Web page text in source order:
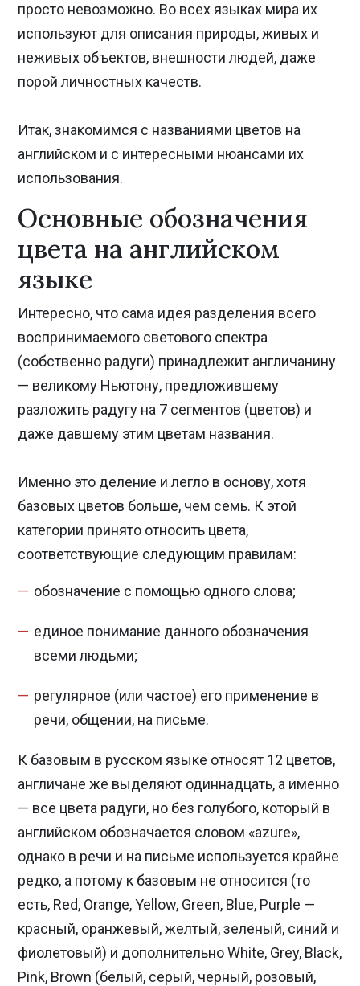
просто невозможно. Во всех языках мира их
используют для описания природы, живых и
неживых объектов, внешности людей, даже
порой личностных качеств.
Итак, знакомимся с названиями цветов на
английском и с интересными нюансами их
использования.
Основные обозначения
цвета на английском
языке
Интересно, что сама идея разделения всего
воспринимаемого светового спектра
(собственно радуги) принадлежит англичанину
— великому Ньютону, предложившему
разложить радугу на 7 сегментов (цветов) и
даже давшему этим цветам названия.
Именно это деление и легло в основу, хотя
базовых цветов больше, чем семь. К этой
категории принято относить цвета,
соответствующие следующим правилам:
обозначение с помощью одного слова;
единое понимание данного обозначения
всеми людьми;
регулярное (или частое) его применение в
речи, общении, на письме.
К базовым в русском языке относят 12 цветов,
англичане же выделяют одиннадцать, а именно
— все цвета радуги, но без голубого, который в
английском обозначается словом «azure»,
однако в речи и на письме используется крайне
редко, а потому к базовым не относится (то
есть, Red, Orange, Yellow, Green, Blue, Purple —
красный, оранжевый, желтый, зеленый, синий и
фиолетовый) и дополнительно White, Grey, Black,
Pink, Brown (белый, серый, черный, розовый,